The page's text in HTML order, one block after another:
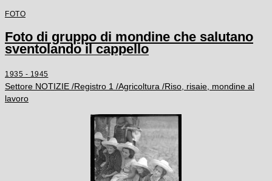
FOTO
Foto di gruppo di mondine che salutano
sventolando il cappello
1935 - 1945
Settore NOTIZIE /Registro 1 /Agricoltura /Riso, risaie, mondine al
lavoro